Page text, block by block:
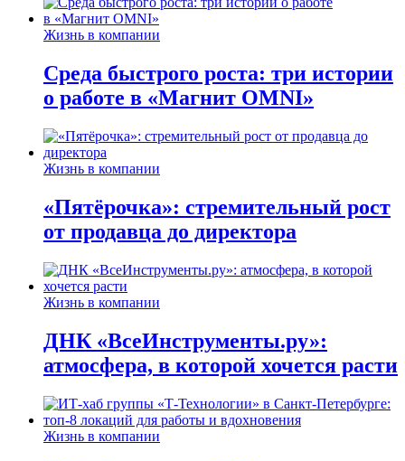
Жизнь в компании
Среда быстрого роста: три истории
о работе в «Магнит OMNI»
Жизнь в компании
«Пятёрочка»: стремительный рост
от продавца до директора
Жизнь в компании
ДНК «ВсеИнструменты.ру»:
атмосфера, в которой хочется расти
Жизнь в компании